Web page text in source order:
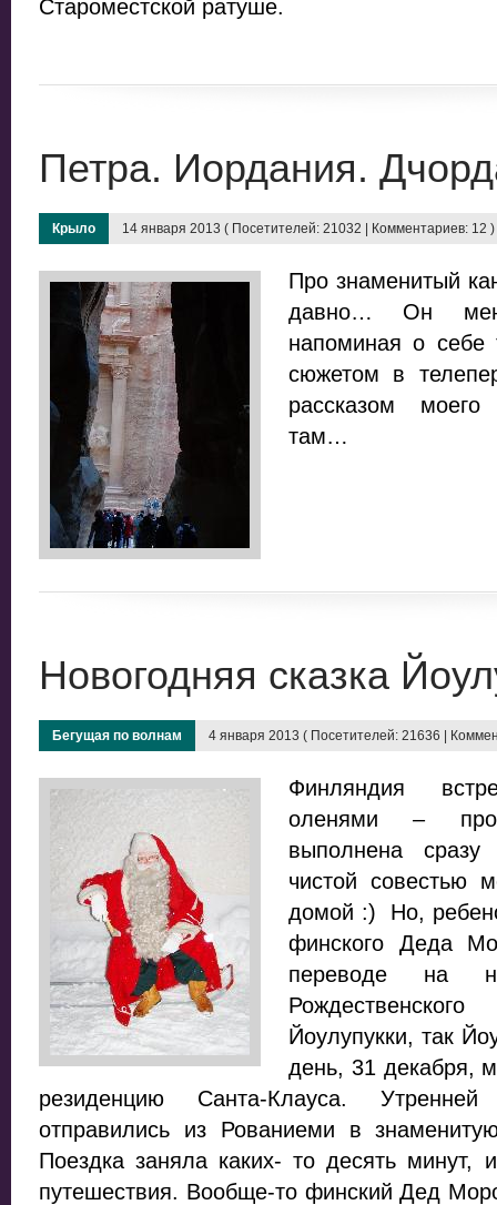
Староместской ратуше.
Петра. Иордания.
Крыло 14 января 2013 ( Посетителей: 21032 | Комментариев: 12 )
Про знаменитый
давно… Он
напоминая о себе
сюжетом в
рассказом
там…
Новогодняя сказка
Бегущая по волнам 4 января 2013 ( Посетителей: 21636 |
Финляндия
оленями –
выполнена
чистой совестью
домой :) Но,
финского Деда
переводе на
Йоулупукки, так
день, 31 декабря,
резиденцию Санта-Клауса.
отправились из Рованиеми в
Поездка заняла каких- то десять
путешествия. Вообще-то финский Дед